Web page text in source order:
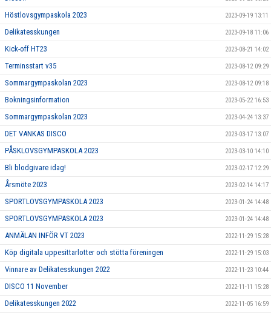
Höstlovsgympaskola 2023 2023-09-19 13:11
Delikatesskungen 2023-09-18 11:06
Kick-off HT23 2023-08-21 14:02
Terminsstart v35 2023-08-12 09:29
Sommargympaskolan 2023 2023-08-12 09:18
Bokningsinformation 2023-05-22 16:53
Sommargympaskolan 2023 2023-04-24 13:37
DET VANKAS DISCO 2023-03-17 13:07
PÅSKLOVSGYMPASKOLA 2023 2023-03-10 14:10
Bli blodgivare idag! 2023-02-17 12:29
Årsmöte 2023 2023-02-14 14:17
SPORTLOVSGYMPASKOLA 2023 2023-01-24 14:48
SPORTLOVSGYMPASKOLA 2023 2023-01-24 14:48
ANMÄLAN INFÖR VT 2023 2022-11-29 15:28
Köp digitala uppesittarlotter och stötta föreningen 2022-11-29 15:03
Vinnare av Delikatesskungen 2022 2022-11-23 10:44
DISCO 11 November 2022-11-11 15:28
Delikatesskungen 2022 2022-11-05 16:59